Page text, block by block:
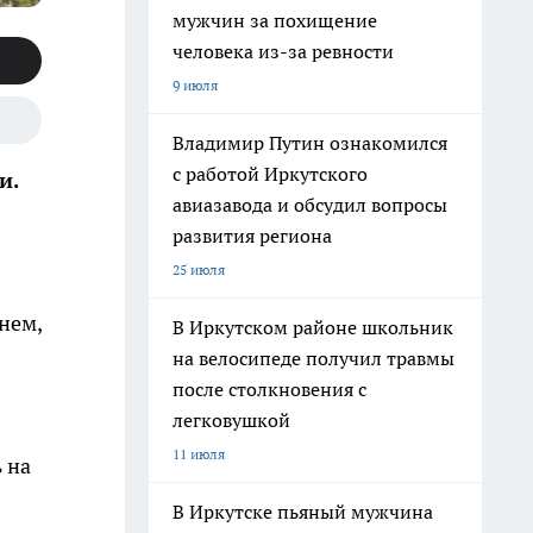
на
мужчин за похищение
человека из-за ревности
9 июля
Владимир Путин ознакомился
с работой Иркутского
авиазавода и обсудил вопросы
развития региона
25 июля
В Иркутском районе школьник
на велосипеде получил травмы
после столкновения с
легковушкой
11 июля
В Иркутске пьяный мужчина